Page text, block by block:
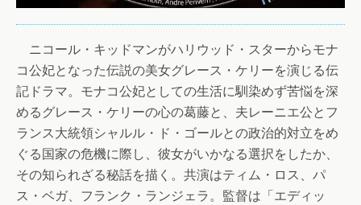
ニコール・キッドマンがハリウッド・スターからモナ
コ公妃となった伝説の美女グレース・ケリーを演じる伝
記ドラマ。モナコ公妃としての生活に馴染めず苦悩を深
めるグレース・ケリーの心の葛藤と、夫レーニエ公とフ
ランス大統領シャルル・ド・ゴールとの政治的対立をめ
ぐる国家の危機に際し、彼女がいかなる選択をしたか、
その知られざる秘話を描く。共演はティム・ロス、パ
ス・ベガ、フランク・ランジェラ。監督は「エディッ